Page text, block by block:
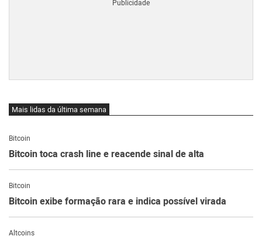
Mais lidas da última semana
Bitcoin
Bitcoin toca crash line e reacende sinal de alta
Bitcoin
Bitcoin exibe formação rara e indica possível virada
Altcoins